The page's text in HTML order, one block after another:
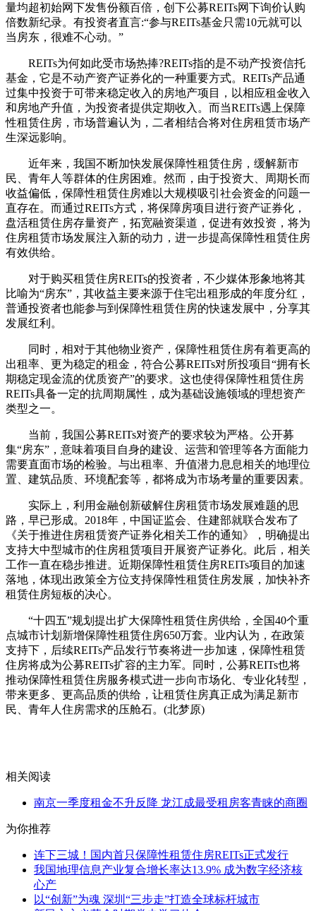
量均超初始网下发售份额百倍，创下公募REITs网下询价认购
倍数新纪录。有投资者直言:“参与REITs基金只需10元就可以
当房东，很难不心动。”
REITs为何如此受市场热捧?REITs指的是不动产投资信托
基金，它是不动产资产证券化的一种重要方式。REITs产品通
过集中投资于可带来稳定收入的房地产项目，以相应租金收入
和房地产升值，为投资者提供定期收入。而当REITs遇上保障
性租赁住房，市场普遍认为，二者相结合将对住房租赁市场产
生深远影响。
近年来，我国不断加快发展保障性租赁住房，缓解新市
民、青年人等群体的住房困难。然而，由于投资大、周期长而
收益偏低，保障性租赁住房难以大规模吸引社会资金的问题一
直存在。而通过REITs方式，将保障房项目进行资产证券化，
盘活租赁住房存量资产，拓宽融资渠道，促进有效投资，将为
住房租赁市场发展注入新的动力，进一步提高保障性租赁住房
有效供给。
对于购买租赁住房REITs的投资者，不少媒体形象地将其
比喻为“房东”，其收益主要来源于住宅出租形成的年度分红，
普通投资者也能参与到保障性租赁住房的快速发展中，分享其
发展红利。
同时，相对于其他物业资产，保障性租赁住房有着更高的
出租率、更为稳定的租金，符合公募REITs对所投项目“拥有长
期稳定现金流的优质资产”的要求。这也使得保障性租赁住房
REITs具备一定的抗周期属性，成为基础设施领域的理想资产
类型之一。
当前，我国公募REITs对资产的要求较为严格。公开募
集“房东”，意味着项目自身的建设、运营和管理等各方面能力
需要直面市场的检验。与出租率、升值潜力息息相关的地理位
置、建筑品质、环境配套等，都将成为市场考量的重要因素。
实际上，利用金融创新破解住房租赁市场发展难题的思
路，早已形成。2018年，中国证监会、住建部就联合发布了
《关于推进住房租赁资产证券化相关工作的通知》，明确提出
支持大中型城市的住房租赁项目开展资产证券化。此后，相关
工作一直在稳步推进。近期保障性租赁住房REITs项目的加速
落地，体现出政策全方位支持保障性租赁住房发展，加快补齐
租赁住房短板的决心。
“十四五”规划提出扩大保障性租赁住房供给，全国40个重
点城市计划新增保障性租赁住房650万套。业内认为，在政策
支持下，后续REITs产品发行节奏将进一步加速，保障性租赁
住房将成为公募REITs扩容的主力军。同时，公募REITs也将
推动保障性租赁住房服务模式进一步向市场化、专业化转型，
带来更多、更高品质的供给，让租赁住房真正成为满足新市
民、青年人住房需求的压舱石。(北梦原)
相关阅读
南京一季度租金不升反降 龙江成最受租房客青睐的商圈
为你推荐
连下三城！国内首只保障性租赁住房REITs正式发行
我国地理信息产业复合增长率达13.9% 成为数字经济核
心产
以“创新”为魂 深圳“三步走”打造全球标杆城市